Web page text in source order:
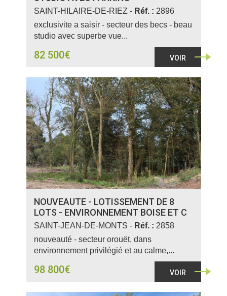
SAINT-HILAIRE-DE-RIEZ - Réf. : 2896
exclusivite a saisir - secteur des becs - beau
studio avec superbe vue...
82 500€ VOIR
NOUVEAUTE - LOTISSEMENT DE 8
LOTS - ENVIRONNEMENT BOISE ET C
SAINT-JEAN-DE-MONTS - Réf. : 2858
nouveauté - secteur orouët, dans
environnement privilégié et au calme,...
98 800€ VOIR